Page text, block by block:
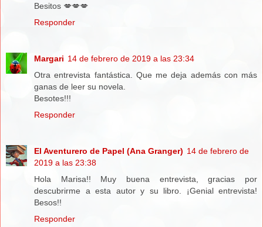
Besitos 💋💋💋
Responder
Margari 14 de febrero de 2019 a las 23:34
Otra entrevista fantástica. Que me deja además con más
ganas de leer su novela.
Besotes!!!
Responder
El Aventurero de Papel (Ana Granger) 14 de febrero de
2019 a las 23:38
Hola Marisa!! Muy buena entrevista, gracias por
descubrirme a esta autor y su libro. ¡Genial entrevista!
Besos!!
Responder